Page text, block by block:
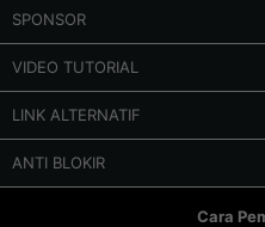
SPONSOR
VIDEO TUTORIAL
LINK ALTERNATIF
ANTI BLOKIR
Cara